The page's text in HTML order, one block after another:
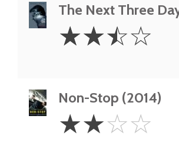
The Next Three
2.5
Stars
☆☆☆☆
Non-Stop (2014)
Stars
☆☆☆☆